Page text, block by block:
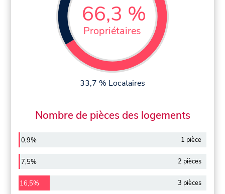
66,3 %
Propriétaires
33,7 % Locataires
Nombre de pièces des logements
0,9% 1 pièce
7,5% 2 pièces
16,5% 3 pièces